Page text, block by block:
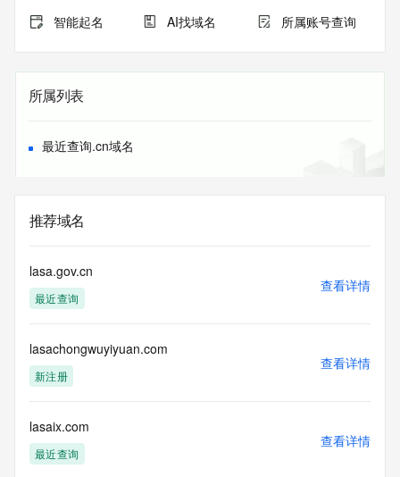
智能起名 AI找域名 所属账号查询
所属列表
最近查询.cn域名
推荐域名
lasa.gov.cn
最近查询
查看详情
lasachongwuyiyuan.com
新注册
查看详情
lasaix.com
最近查询
查看详情